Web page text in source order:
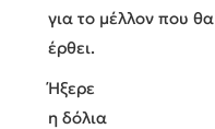
για το μέλλον που θα
έρθει.
Ήξερε
η δόλια